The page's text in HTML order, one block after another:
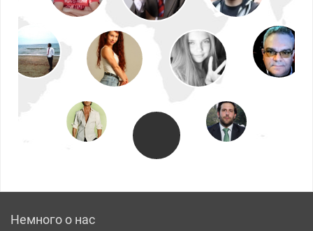
Немного о нас